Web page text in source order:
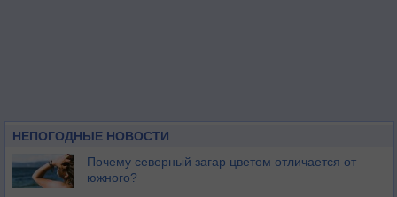
НЕПОГОДНЫЕ НОВОСТИ
Почему северный загар цветом отличается от
южного?